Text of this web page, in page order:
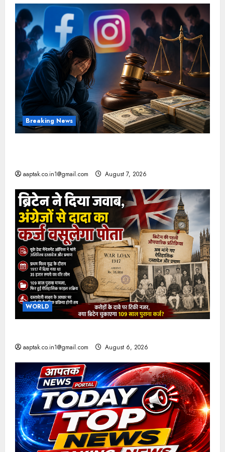
Breaking News
aaptak.co.in1@gmail.com August 7, 2026
WORLD
aaptak.co.in1@gmail.com August 6, 2026